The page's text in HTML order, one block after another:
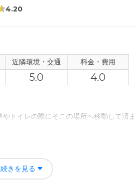
気がよくいいと思います清潔感がありい
いているのでとても助かっています。
ますわかりやすいのでいいと思います
4.20
近隣環境・交通 料金・費用
5.0 4.0
トイレの際にそこの場所へ移動して済
いて、身体機能面でも皆に気兼ねや違
続きを見る